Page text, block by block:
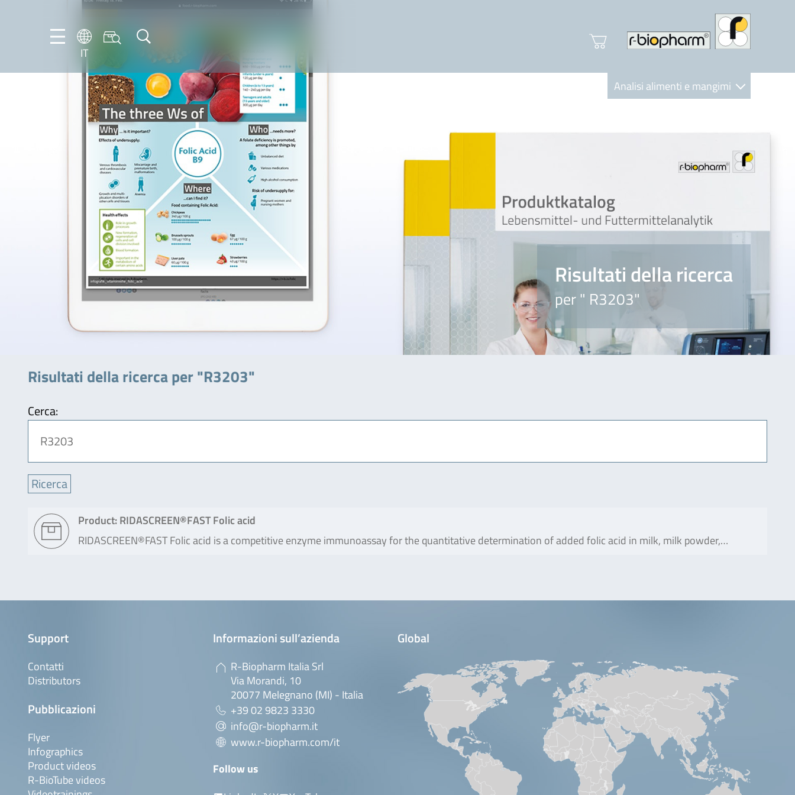
IT
EN
DE
Analisi alimenti e mangimi
Risultati della ricerca
per " R3203"
Risultati della ricerca per "R3203"
Cerca:
Product: RIDASCREEN®FAST Folic acid
RIDASCREEN®FAST Folic acid is a competitive enzyme immunoassay for the quantitative determination of added folic acid in milk, milk powder,…
Support
Contatti
Distributors
Pubblicazioni
Flyer
Infographics
Product videos
R-BioTube videos
Informazioni sull’azienda
R-Biopharm Italia Srl
Via Morandi, 10
20077 Melegnano (MI) - Italia
+39 02 9823 3330
info@r-biopharm.it
www.r-biopharm.com/it
Follow us
Global